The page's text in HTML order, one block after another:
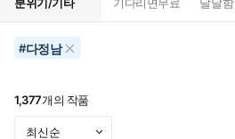
#다정남
1,377개의 작품